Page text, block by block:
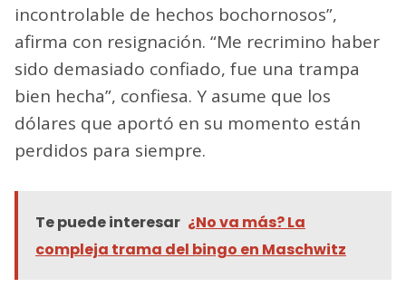
incontrolable de hechos bochornosos”,
afirma con resignación. “Me recrimino haber
sido demasiado confiado, fue una trampa
bien hecha”, confiesa. Y asume que los
dólares que aportó en su momento están
perdidos para siempre.
Te puede interesar ¿No va más? La
compleja trama del bingo en Maschwitz